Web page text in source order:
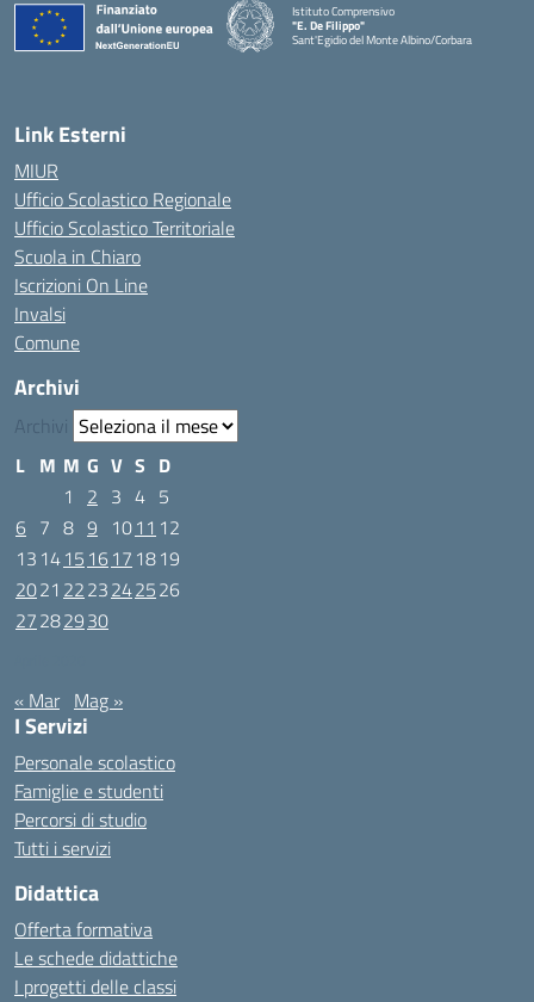
Istituto Comprensivo
"E. De Filippo"
Sant'Egidio del Monte Albino/Corbara
Link Esterni
MIUR
Ufficio Scolastico Regionale
Ufficio Scolastico Territoriale
Scuola in Chiaro
Iscrizioni On Line
Invalsi
Comune
Archivi
Archivi
L M M G V S D
1
2 3 4 5
6 7 8 9 1011 12
13 1415 1617 1819
2021 2223242526
27282930
« Mar Mag »
I Servizi
Personale scolastico
Famiglie e studenti
Percorsi di studio
Tutti i servizi
Didattica
Offerta formativa
Le schede didattiche
I progetti delle classi